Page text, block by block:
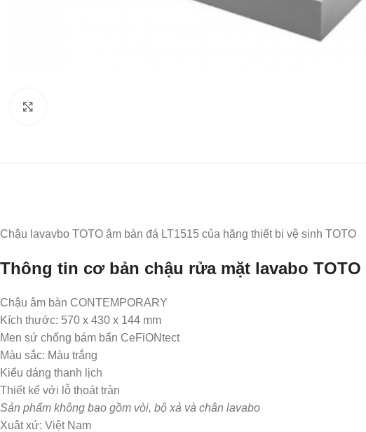
Chậu lavavbo TOTO âm bàn đá LT1515 của hãng thiết bị vệ sinh TOTO
Thông tin cơ bản chậu rửa mặt lavabo TOTO
Chậu âm bàn CONTEMPORARY
Kích thước: 570 x 430 x 144 mm
Men sứ chống bám bẩn CeFiONtect
Màu sắc: Màu trắng
Kiểu dáng thanh lịch
Thiết kế với lỗ thoát tràn
Sản phẩm không bao gồm vòi, bộ xả và chân lavabo
Xuât xứ: Việt Nam